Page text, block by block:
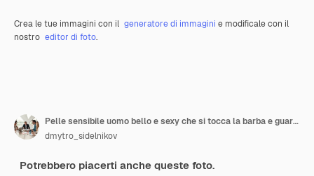
Crea le tue immagini con il generatore di immagini e modificale con il
nostro editor di foto.
Pelle sensibile uomo bello e sexy che si tocca la barba e guarda la telecamera in piedi
dmytro_sidelnikov
Potrebbero piacerti anche queste foto.